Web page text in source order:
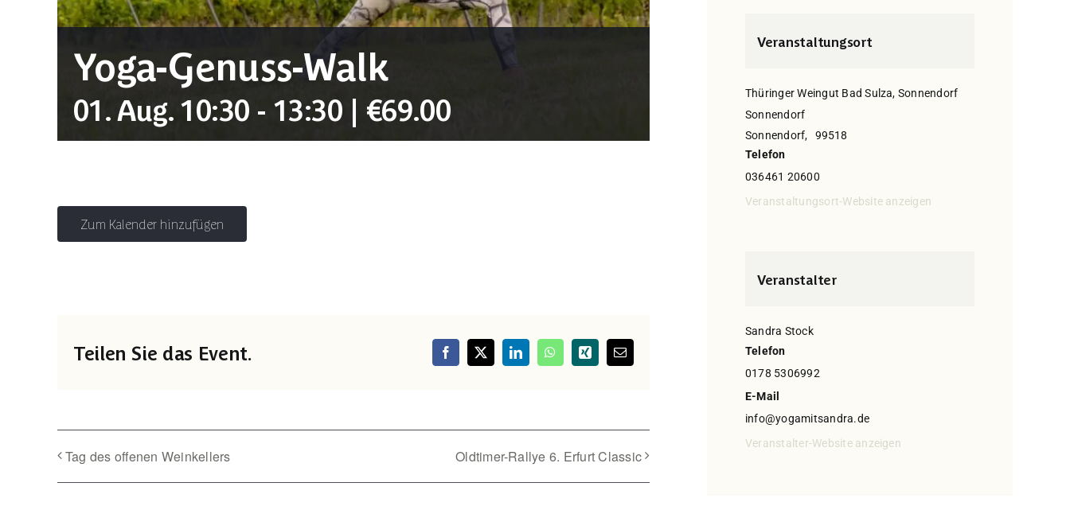
Yoga-Genuss-Walk
01. Aug. 10:30 - 13:30 | €69.00
Zum Kalender hinzufügen
Teilen Sie das Event. Facebook
X LinkedInWhatsApp
Xing
E-
Mail
Tag des offenen Weinkellers Oldtimer-Rallye 6. Erfurt Classic
Veranstaltungsort
Thüringer Weingut Bad Sulza, Sonnendorf
Sonnendorf
Sonnendorf,
99518
Telefon
036461 20600
Veranstaltungsort-Website anzeigen
Veranstalter
Sandra Stock
Telefon
0178 5306992
E-Mail
info@yogamitsandra.de
Veranstalter-Website anzeigen